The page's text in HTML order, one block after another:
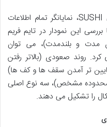
نمودار قیمت لحظه ای و تاریخی SUSHI، نمایانگر تمام اطلاعات
این نمودار در تایم فریم
مدت و بلندمدت)، می توان
روند صعودی (بالاتر رفتن
تر آمدن سقف ها و کف ها)
مشخص)، سه نوع اصلی
را تشکیل می دهند.